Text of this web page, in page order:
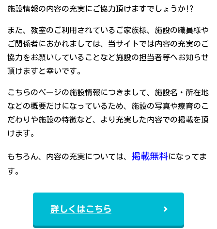
施設情報の内容の充実にご協力頂けますでしょうか!?
また、教室のご利用されているご家族様、施設の職員様や
ご関係者におかれましては、当サイトでは内容の充実のご
協力をお願いしていることなど施設の担当者等へお知らせ
頂けますと幸いです。
こちらのページの施設情報につきまして、施設名・所在地
などの概要だけになっているため、施設の写真や療育のこ
だわりや施設の特徴など、より充実した内容での掲載を頂
けます。
もちろん、内容の充実については、 掲載無料になってま
す。
詳しくはこちら